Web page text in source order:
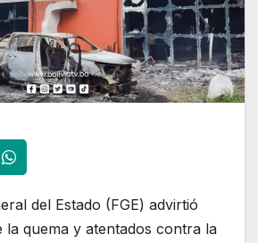
del Estado (FGE) advirtió
la quema y atentados contra la